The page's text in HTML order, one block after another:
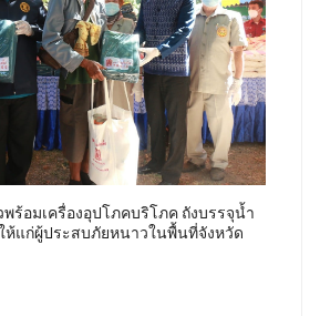
ร้อมเครื่องอุปโภคบริโภค ถังบรรจุน้ำ
ห้แก่ผู้ประสบภัยหนาวในพื้นที่จังหวัด